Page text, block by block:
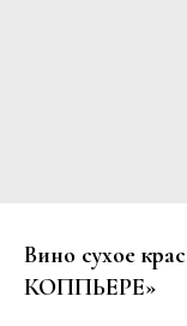
Вино сухое
КОППЬЕРЕ»